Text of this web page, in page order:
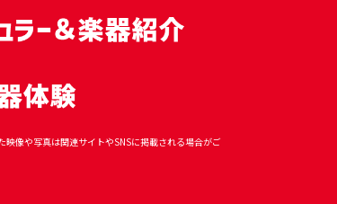
像や写真は関連サイトやSNSに掲載される場合がご